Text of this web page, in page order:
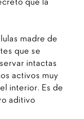
que la
madre de
que se
intactas
activos muy
interior. Es de
aditivo